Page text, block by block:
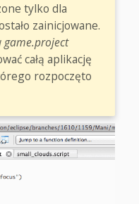
tylko dla
zainicjowane.
game.project
całą aplikację
rozpoczęto